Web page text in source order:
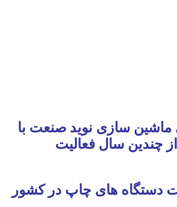
ماشین سازی نوید صنعت با
چندین سال فعالیت
دستگاه های چاپ در کشور